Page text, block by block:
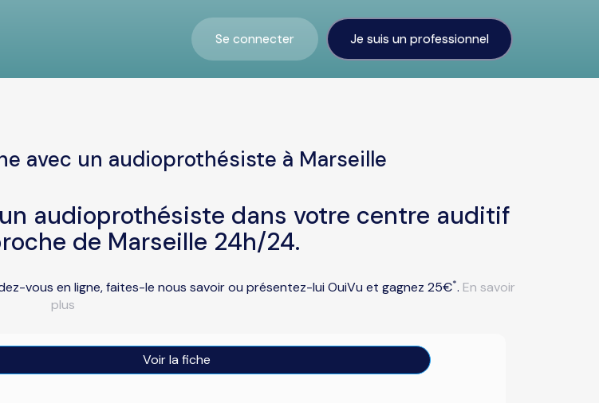
Se connecter Je suis un professionnel
avec un audioprothésiste à Marseille
audioprothésiste dans votre centre auditif
de Marseille 24h/24.
vous en ligne, faites-le nous savoir ou présentez-lui OuiVu et gagnez 25€*. En savoir
plus
Voir la fiche